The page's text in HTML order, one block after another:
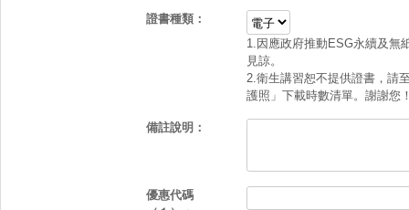
證書種類：
1.因應政府推動ESG永續及無
見諒。
2.衛生講習恕不提供證書，請
護照」下載時數清單。謝謝您
備註說明：
優惠代碼